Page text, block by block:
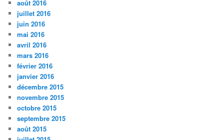
août 2016
juillet 2016
juin 2016
mai 2016
avril 2016
mars 2016
février 2016
janvier 2016
décembre 2015
novembre 2015
octobre 2015
septembre 2015
août 2015